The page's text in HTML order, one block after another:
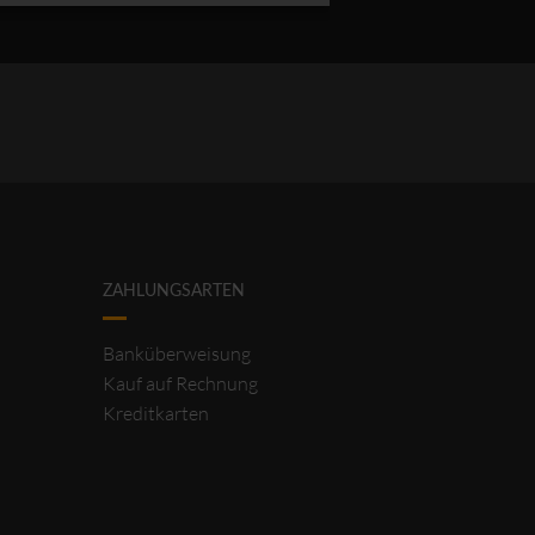
ZAHLUNGSARTEN
Banküberweisung
Kauf auf Rechnung
Kreditkarten